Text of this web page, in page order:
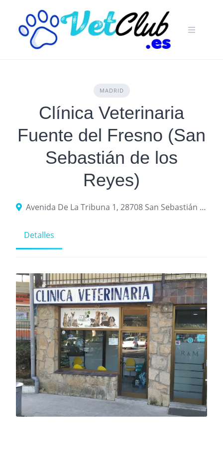
content
MADRID
Clínica Veterinaria
Fuente del Fresno (San
Sebastián de los
Reyes)
Avenida De La Tribuna 1, 28708 San Sebastián de los Reyes, provincia de Madrid, España
Detalles